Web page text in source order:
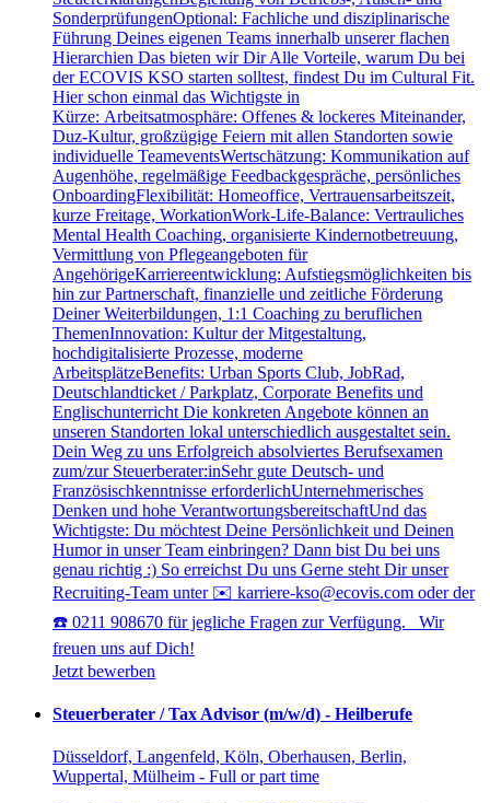
SonderprüfungenOptional: Fachliche und disziplinarische
Führung Deines eigenen Teams innerhalb unserer flachen
Hierarchien Das bieten wir Dir Alle Vorteile, warum Du bei
der ECOVIS KSO starten solltest, findest Du im Cultural Fit.
Hier schon einmal das Wichtigste in
Kürze: Arbeitsatmosphäre: Offenes & lockeres Miteinander,
Duz-Kultur, großzügige Feiern mit allen Standorten sowie
individuelle TeameventsWertschätzung: Kommunikation auf
Augenhöhe, regelmäßige Feedbackgespräche, persönliches
OnboardingFlexibilität: Homeoffice, Vertrauensarbeitszeit,
kurze Freitage, WorkationWork-Life-Balance: Vertrauliches
Mental Health Coaching, organisierte Kindernotbetreuung,
Vermittlung von Pflegeangeboten für
AngehörigeKarriereentwicklung: Aufstiegsmöglichkeiten bis
hin zur Partnerschaft, finanzielle und zeitliche Förderung
Deiner Weiterbildungen, 1:1 Coaching zu beruflichen
ThemenInnovation: Kultur der Mitgestaltung,
hochdigitalisierte Prozesse, moderne
ArbeitsplätzeBenefits: Urban Sports Club, JobRad,
Deutschlandticket / Parkplatz, Corporate Benefits und
Englischunterricht Die konkreten Angebote können an
unseren Standorten lokal unterschiedlich ausgestaltet sein.
Dein Weg zu uns Erfolgreich absolviertes Berufsexamen
zum/zur Steuerberater:inSehr gute Deutsch- und
Französischkenntnisse erforderlichUnternehmerisches
Denken und hohe VerantwortungsbereitschaftUnd das
Wichtigste: Du möchtest Deine Persönlichkeit und Deinen
Humor in unser Team einbringen? Dann bist Du bei uns
genau richtig :) So erreichst Du uns Gerne steht Dir unser
Recruiting-Team unter ✉️ karriere-kso@ecovis.com oder der
☎️ 0211 908670 für jegliche Fragen zur Verfügung. Wir
freuen uns auf Dich!
Jetzt bewerben
Steuerberater / Tax Advisor (m/w/d) - Heilberufe
Düsseldorf, Langenfeld, Köln, Oberhausen, Berlin,
Wuppertal, Mülheim - Full or part time